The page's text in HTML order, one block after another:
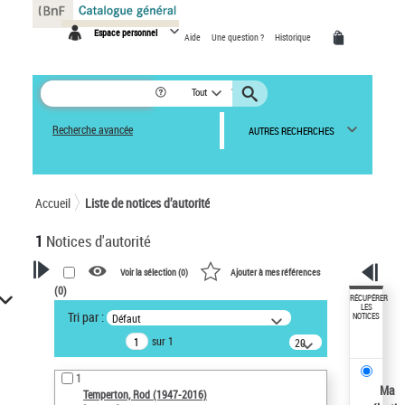
Espace personnel Aide Une question ? Historique
Tout
Recherche avancée AUTRES RECHERCHES
Accueil Liste de notices d’autorité
1 Notices d'autorité
VOTRE RECHERCHE
Recherche avancée dans les
notices d’autorité
Œuvres liées à l'auteur :
Temperton, Rod (1947-2016)
Voir la sélection (0) Ajouter à mes références
(0)
Tri par : Défaut
sur 1
20
résultats/page
1
Temperton, Rod (1947-2016)
RÉCUPÉRER
LES
NOTICES
Ma
Panneau de gestion des cookies